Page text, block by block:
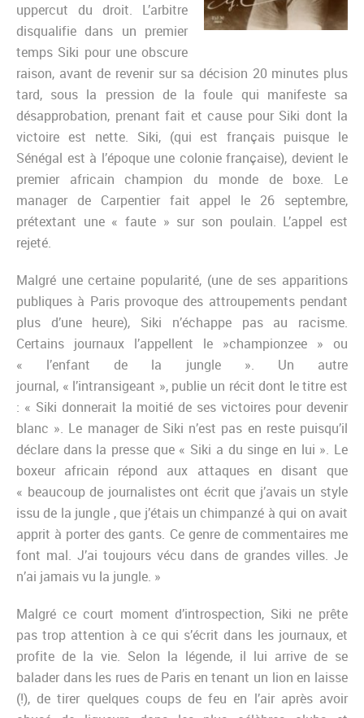
uppercut du droit. L’arbitre
disqualifie dans un premier
temps Siki pour une obscure
raison, avant de revenir sur sa décision 20 minutes plus
tard, sous la pression de la foule qui manifeste sa
désapprobation, prenant fait et cause pour Siki dont la
victoire est nette. Siki, (qui est français puisque le
Sénégal est à l’époque une colonie française), devient le
premier africain champion du monde de boxe. Le
manager de Carpentier fait appel le 26 septembre,
prétextant une « faute » sur son poulain. L’appel est
rejeté.
Malgré une certaine popularité, (une de ses apparitions
publiques à Paris provoque des attroupements pendant
plus d’une heure), Siki n’échappe pas au racisme.
Certains journaux l’appellent le »championzee » ou
« l’enfant de la jungle ». Un autre
journal, « l’intransigeant », publie un récit dont le titre est
: « Siki donnerait la moitié de ses victoires pour devenir
blanc ». Le manager de Siki n’est pas en reste puisqu’il
déclare dans la presse que « Siki a du singe en lui ». Le
boxeur africain répond aux attaques en disant que
« beaucoup de journalistes ont écrit que j’avais un style
issu de la jungle , que j’étais un chimpanzé à qui on avait
apprit à porter des gants. Ce genre de commentaires me
font mal. J’ai toujours vécu dans de grandes villes. Je
n’ai jamais vu la jungle. »
Malgré ce court moment d’introspection, Siki ne prête
pas trop attention à ce qui s’écrit dans les journaux, et
profite de la vie. Selon la légende, il lui arrive de se
balader dans les rues de Paris en tenant un lion en laisse
(!), de tirer quelques coups de feu en l’air après avoir